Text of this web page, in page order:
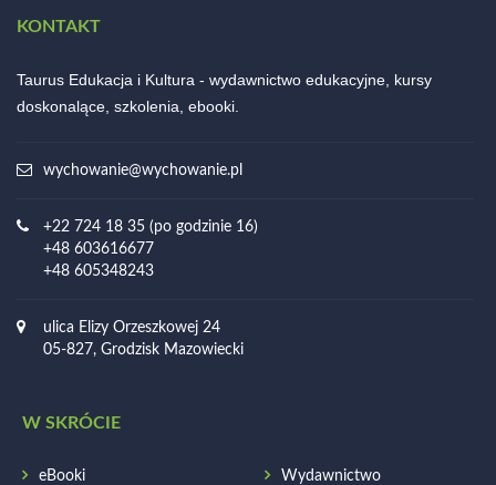
KONTAKT
Taurus Edukacja i Kultura - wydawnictwo edukacyjne, kursy
doskonalące, szkolenia, ebooki.
wychowanie@wychowanie.pl
+22 724 18 35 (po godzinie 16)
+48 603616677
+48 605348243
ulica Elizy Orzeszkowej 24
05-827, Grodzisk Mazowiecki
W SKRÓCIE
eBooki Wydawnictwo